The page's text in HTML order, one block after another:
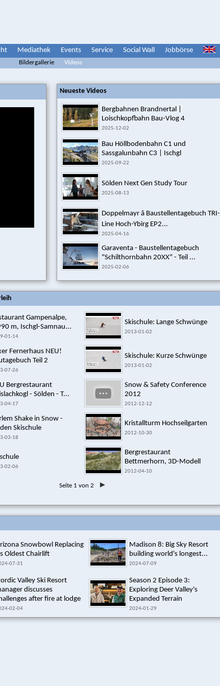
Mediathek Events Service Social Wall Jobbörse
Bildergallerie Videos
Neueste Videos
Bergbahnen Brandnertal |
Loischkopfbahn Bau-Vlog 4
2025-12-02
Bau Höllbodenbahn C1 und
Sassgalunbahn C3 | Ischgl
2025-09-22
Sölden Next Gen Study Tour
2025-08-13
Doppelmayr â Baustellentagebuch TRI-
Line Hoch-Ybirg EP2...
2025-04-16
Garaventa - Baustellentagebuch
"Schilthornbahn 20XX" - Teil ...
2025-02-06
Gampenalpe,
m, Ischgl-Samnau...
01-14
Fernerhaus NEU!
Teil 2
07-26
Bergrestaurant
- Sölden - T...
04-17
Shake in Snow -
Skischule
03-18
02-06
Skischule: Lange Schwünge
2013-01-02
Skischule: Kurze Schwünge
2013-01-02
Snow & Safety Conference
2012
2012-12-12
Kristallturm Hochseilgarten
2012-10-30
Bergrestaurant
Bettmerhorn, 3D-Modell
2012-04-10
Seite 1 von 2
Snowbowl Replacing
Oldest Chairlift
07-31
Madison 8: Big Sky Resort
building world's longest...
2024-07-09
Valley Ski Resort
discusses
after fire at lodge
02-04
Season 2 Episode 3:
Exploring Deer Valley's
Expanded Terrain
2024-01-29